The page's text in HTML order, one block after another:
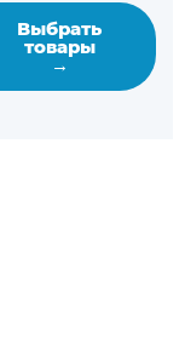
Выбрать
товары
→